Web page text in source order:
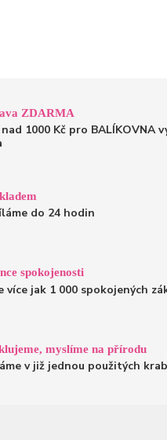
ZDARMA
1000 Kč pro BALÍKOVNA
do 24 hodin
spokojenosti
více jak 1 000 spokojených
myslíme na přírodu
v již jednou použitých